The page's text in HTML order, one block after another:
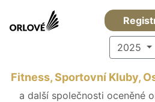
2025
Fitness, Sportovní Kluby,
a další společnosti oceněné